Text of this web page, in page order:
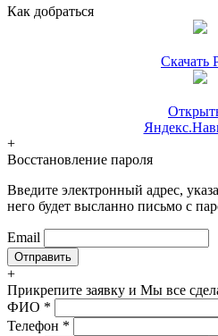
Как добраться
Скачать
+
Восстановление пароля
Введите электронный адрес,
него будет высланно письмо с
Email
+
Прикрепите заявку и Мы все
ФИО *
Телефон *